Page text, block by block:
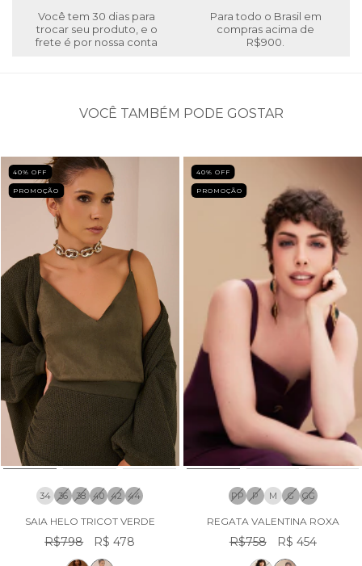
Você tem 30 dias para
trocar seu produto, e o
frete é por nossa conta
Para todo o Brasil em
compras acima de
R$900.
VOCÊ TAMBÉM PODE GOSTAR
40% OFF
PROMOÇÃO
34 36 38 40 42 44
SAIA HELO TRICOT VERDE
R$798 R$ 478
40% OFF
PROMOÇÃO
PP P M G GG
REGATA VALENTINA ROXA
R$758 R$ 454